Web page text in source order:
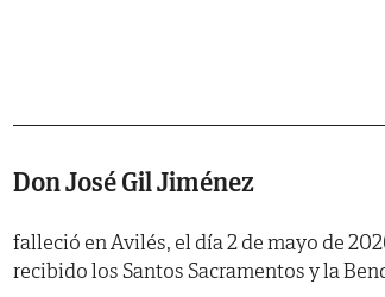
Don José Gil Jiménez
falleció en Avilés, el día 2 de mayo de
recibido los Santos Sacramentos y la